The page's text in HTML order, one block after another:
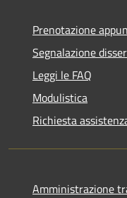
Prenotazione
Segnalazione
Leggi le FAQ
Modulistica
Richiesta
Amministrazione